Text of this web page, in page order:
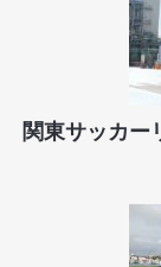
関東サッカー